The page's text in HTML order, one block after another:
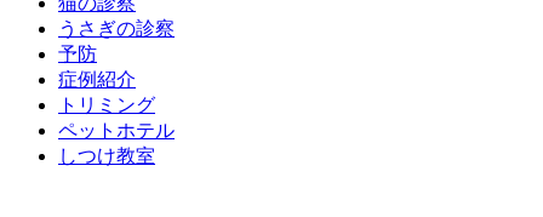
うさぎの診察
予防
症例紹介
トリミング
ペットホテル
しつけ教室